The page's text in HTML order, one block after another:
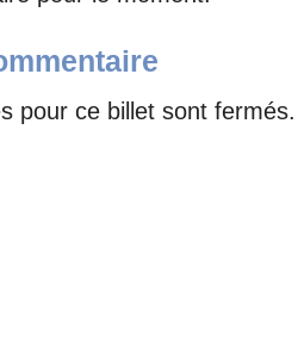
pour ce billet sont fermés.